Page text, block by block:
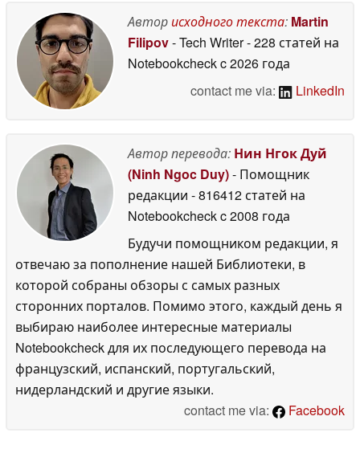
Авторисходного текста: Martin
Filipov- Tech Writer- 228 статей на
Notebookcheckc 2026 года
contact me via:
LinkedIn
Автор перевода: Нин Нгок Дуй
(Ninh Ngoc Duy)- Помощник
редакции - 816412 статей на
Notebookcheckc 2008 года
Будучи помощником редакции, я
отвечаю за пополнение нашей Библиотеки, в
которой собраны обзоры с самых разных
сторонних порталов. Помимо этого, каждый день я
выбираю наиболее интересные материалы
Notebookcheck для их последующего перевода на
французский, испанский, португальский,
нидерландский и другие языки.
contact me via:
Facebook